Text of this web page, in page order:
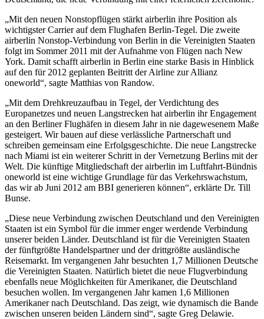
„Mit den neuen Nonstopflügen stärkt airberlin ihre Position als
wichtigster Carrier auf dem Flughafen Berlin-Tegel. Die zweite
airberlin Nonstop-Verbindung von Berlin in die Vereinigten Staaten
folgt im Sommer 2011 mit der Aufnahme von Flügen nach New
York. Damit schafft airberlin in Berlin eine starke Basis in Hinblick
auf den für 2012 geplanten Beitritt der Airline zur Allianz
oneworld“, sagte Matthias von Randow.
„Mit dem Drehkreuzaufbau in Tegel, der Verdichtung des
Europanetzes und neuen Langstrecken hat airberlin ihr Engagement
an den Berliner Flughäfen in diesem Jahr in nie dagewesenem Maße
gesteigert. Wir bauen auf diese verlässliche Partnerschaft und
schreiben gemeinsam eine Erfolgsgeschichte. Die neue Langstrecke
nach Miami ist ein weiterer Schritt in der Vernetzung Berlins mit der
Welt. Die künftige Mitgliedschaft der airberlin im Luftfahrt-Bündnis
oneworld ist eine wichtige Grundlage für das Verkehrswachstum,
das wir ab Juni 2012 am BBI generieren können“, erklärte Dr. Till
Bunse.
„Diese neue Verbindung zwischen Deutschland und den Vereinigten
Staaten ist ein Symbol für die immer enger werdende Verbindung
unserer beiden Länder. Deutschland ist für die Vereinigten Staaten
der fünftgrößte Handelspartner und der drittgrößte ausländische
Reisemarkt. Im vergangenen Jahr besuchten 1,7 Millionen Deutsche
die Vereinigten Staaten. Natürlich bietet die neue Flugverbindung
ebenfalls neue Möglichkeiten für Amerikaner, die Deutschland
besuchen wollen. Im vergangenen Jahr kamen 1,6 Millionen
Amerikaner nach Deutschland. Das zeigt, wie dynamisch die Bande
zwischen unseren beiden Ländern sind“, sagte Greg Delawie.